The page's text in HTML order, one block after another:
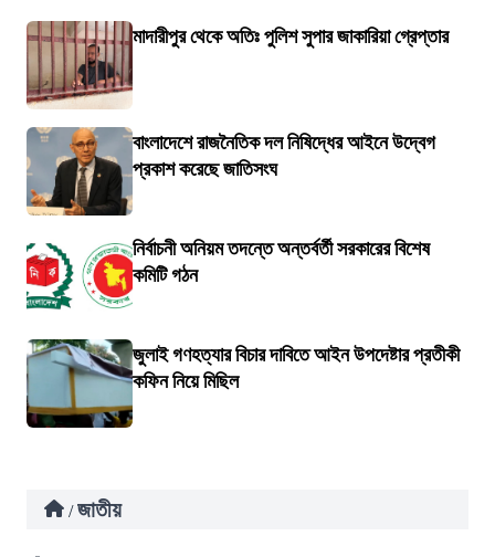
মাদারীপুর থেকে অতিঃ পুলিশ সুপার জাকারিয়া গ্রেপ্তার
বাংলাদেশে রাজনৈতিক দল নিষিদ্ধের আইনে উদ্বেগ
প্রকাশ করেছে জাতিসংঘ
নির্বাচনী অনিয়ম তদন্তে অন্তর্বর্তী সরকারের বিশেষ
কমিটি গঠন
জুলাই গণহত্যার বিচার দাবিতে আইন উপদেষ্টার প্রতীকী
কফিন নিয়ে মিছিল
/ জাতীয়